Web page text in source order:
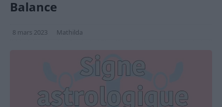
Balance
8 mars 2023 Mathilda